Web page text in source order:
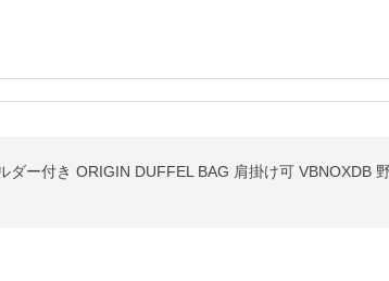
ダー付き ORIGIN DUFFEL BAG 肩掛け可 VBNOXDB